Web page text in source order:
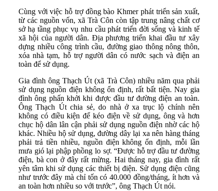
Cùng với việc hỗ trợ đồng bào Khmer phát triển sản xuất,
từ các nguồn vốn, xã Trà Côn còn tập trung nâng chất cơ
sở hạ tầng phục vụ nhu cầu phát triển đời sống và kinh tế
xã hội của người dân. Địa phương triển khai đầu tư xây
dựng nhiều công trình cầu, đường giao thông nông thôn,
xóa nhà tạm, hỗ trợ người dân có nước sạch và điện an
toàn để sử dụng.
Gia đình ông Thạch Út (xã Trà Côn) nhiều năm qua phải
sử dụng nguồn điện không ổn định, rất bất tiện. Nay gia
đình ông phấn khởi khi được đầu tư đường điện an toàn.
Ông Thạch Út chia sẻ, do nhà ở xa trục lộ chính nên
không có điều kiện để kéo điện về sử dụng, ông và hơn
chục hộ dân lân cận phải sử dụng nguồn điện nhờ các hộ
khác. Nhiều hộ sử dụng, đường dây lại xa nên hàng tháng
phải trả tiền nhiều, nguồn điện không ổn định, mỗi lần
mưa gió lại phập phồng lo sợ. “Được hỗ trợ đầu tư đường
điện, bà con ở đây rất mừng. Hai tháng nay, gia đình rất
yên tâm khi sử dụng các thiết bị điện. Sử dụng điện cũng
như trước đây mà chỉ tốn có 40.000 đồng/tháng, ít hơn và
an toàn hơn nhiều so với trước”, ông Thạch Út nói.